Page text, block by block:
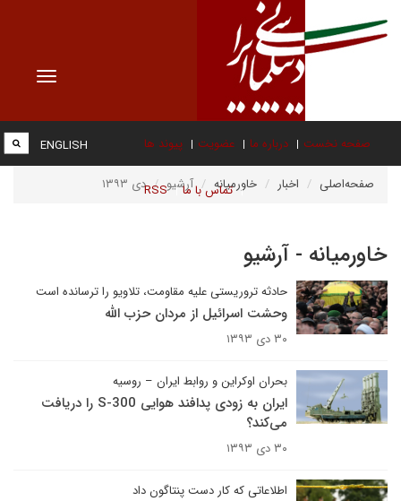
Toggle
صفحه نخست درباره ما عضویت پیوند ها
تماس با ما RSS
ENGLISH
صفحه‌اصلی اخبار خاورمیانه آرشیو دی ۱۳۹۳
خاورمیانه - آرشیو
حادثه تروریستی علیه مقاومت، تلاویو را ترسانده است
وحشت اسرائیل از مردان حزب الله
۳۰ دی ۱۳۹۳
بحران اوکراین و روابط ایران – روسیه
ایران به زودی پدافند هوایی S-300 را دریافت
می‌کند؟
۳۰ دی ۱۳۹۳
اطلاعاتی که کار دست پنتاگون داد